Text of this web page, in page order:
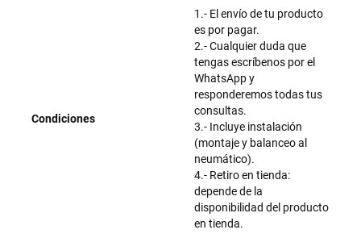
Condiciones
1.- El envío de tu producto
es por pagar.
2.- Cualquier duda que
tengas escríbenos por el
WhatsApp y
responderemos todas tus
consultas.
3.- Incluye instalación
(montaje y balanceo al
neumático).
4.- Retiro en tienda:
depende de la
disponibilidad del producto
en tienda.